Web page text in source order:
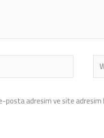
posta adresim ve site adresim